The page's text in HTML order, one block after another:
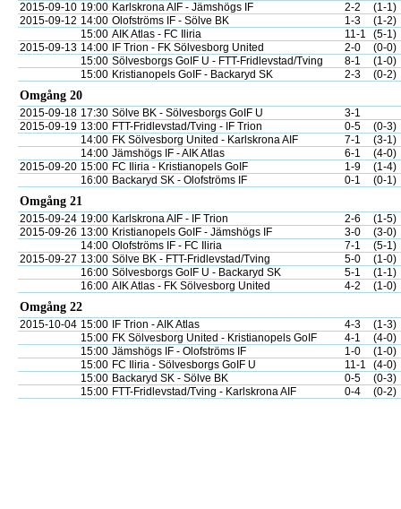
2015-09-10 19:00 Karlskrona AIF - Jämshögs IF 2-2
(1-1)
2015-09-12 14:00 Olofströms IF - Sölve BK 1-3
(1-2)
15:00 AIK Atlas - FC Iliria 11-1
(5-1)
2015-09-13 14:00 IF Trion - FK Sölvesborg United 2-0
(0-0)
15:00 Sölvesborgs GoIF U - FTT-Fridlevstad/Tving 8-1
(1-0)
15:00 Kristianopels GoIF - Backaryd SK 2-3 (0-2)
Omgång 20
2015-09-18 17:30 Sölve BK - Sölvesborgs GoIF U
3-1
2015-09-19 13:00 FTT-Fridlevstad/Tving - IF Trion 0-5
(0-3)
14:00 FK Sölvesborg United - Karlskrona AIF 7-1
(3-1)
14:00 Jämshögs IF - AIK Atlas 6-1
(4-0)
2015-09-20 15:00 FC Iliria - Kristianopels GoIF 1-9
(1-4)
16:00 Backaryd SK - Olofströms IF 0-1 (0-1)
Omgång 21
2015-09-24 19:00 Karlskrona AIF - IF Trion 2-6
(1-5)
2015-09-26 13:00 Kristianopels GoIF - Jämshögs IF 3-0
(3-0)
14:00 Olofströms IF - FC Iliria 7-1
(5-1)
2015-09-27 13:00 Sölve BK - FTT-Fridlevstad/Tving 5-0
(1-0)
16:00 Sölvesborgs GoIF U - Backaryd SK 5-1
(1-1)
16:00 AIK Atlas - FK Sölvesborg United 4-2 (1-0)
Omgång 22
2015-10-04 15:00 IF Trion - AIK Atlas 4-3
(1-3)
15:00 FK Sölvesborg United - Kristianopels GoIF 4-1
(4-0)
15:00 Jämshögs IF - Olofströms IF 1-0
(1-0)
15:00 FC Iliria - Sölvesborgs GoIF U 11-1
(4-0)
15:00 Backaryd SK - Sölve BK 0-5
(0-3)
15:00 FTT-Fridlevstad/Tving - Karlskrona AIF 0-4 (0-2)